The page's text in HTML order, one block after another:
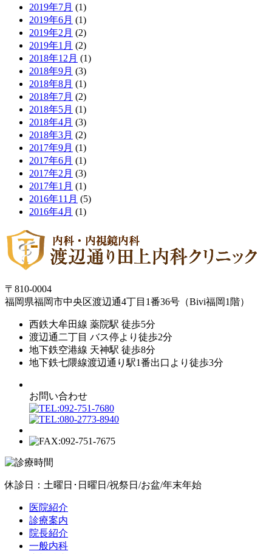
2019年7月 (1)
2019年6月 (1)
2019年2月 (2)
2019年1月 (2)
2018年12月 (1)
2018年9月 (3)
2018年8月 (1)
2018年7月 (2)
2018年5月 (1)
2018年4月 (3)
2018年3月 (2)
2017年9月 (1)
2017年6月 (1)
2017年2月 (3)
2017年1月 (1)
2016年11月 (5)
2016年4月 (1)
〒810-0004
福岡県福岡市中央区渡辺通4丁目1番36号（Bivi福岡1階）
西鉄大牟田線 薬院駅 徒歩5分
渡辺通二丁目 バス停より徒歩2分
地下鉄空港線 天神駅 徒歩8分
地下鉄七隈線渡辺通り駅1番出口より徒歩3分
お問い合わせ
休診日：土曜日･日曜日/祝祭日/お盆/年末年始
医院紹介
診療案内
院長紹介
一般内科